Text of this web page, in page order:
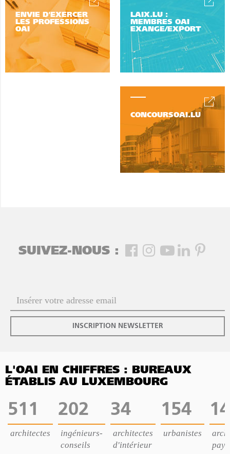
ENVIE D'EXERCER
LES PROFESSIONS
OAI
LAIX.LU :
MEMBRES OAI
EXANGE/EXPORT
CONCOURSOAI.LU
SUIVEZ-NOUS :
INSCRIPTION NEWSLETTER
L'OAI EN CHIFFRES : BUREAUX
ÉTABLIS AU LUXEMBOURG
511
architectes
202
ingénieurs-
conseils
34
architectes
d'intérieur
154
urbanistes
14